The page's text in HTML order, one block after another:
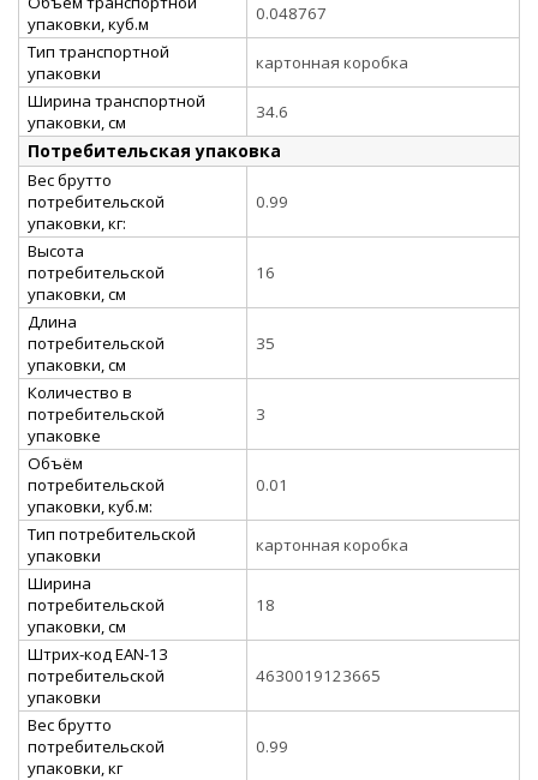
упаковки, куб.м
0.048767
Тип транспортной
упаковки
картонная коробка
Ширина транспортной
упаковки, см
34.6
Потребительская упаковка
Вес брутто
потребительской
упаковки, кг:
0.99
Высота
потребительской
упаковки, см
16
Длина
потребительской
упаковки, см
35
Количество в
потребительской
упаковке
3
Объём
потребительской
упаковки, куб.м:
0.01
Тип потребительской
упаковки
картонная коробка
Ширина
потребительской
упаковки, см
18
Штрих-код EAN-13
потребительской
упаковки
4630019123665
Вес брутто
потребительской
упаковки, кг
0.99